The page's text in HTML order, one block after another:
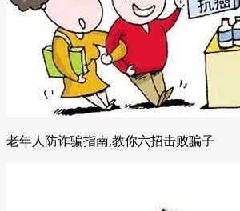
老年人防诈骗指南,教你六招击败骗子